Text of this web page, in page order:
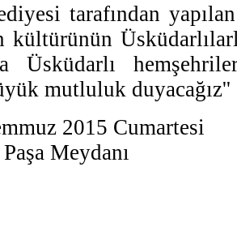
tarafından
kültürünün
Üsküdarlı
mutluluk
2015 Cumartesi
Meydanı